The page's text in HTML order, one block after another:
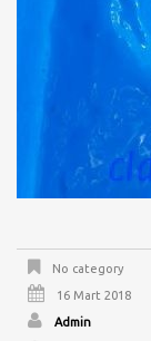
No category
16 Mart 2018
Admin